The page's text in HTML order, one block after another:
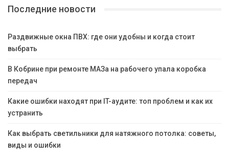
Последние новости
Раздвижные окна ПВХ: где они удобны и когда стоит
выбрать
В Кобрине при ремонте МАЗа на рабочего упала коробка
передач
Какие ошибки находят при IT-аудите: топ проблем и как их
устранить
Как выбрать светильники для натяжного потолка: советы,
виды и ошибки